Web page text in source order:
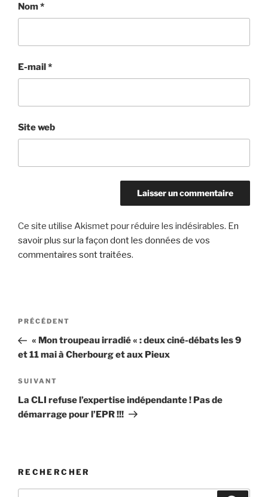
Nom*
E-mail*
Site web
Ce site utilise Akismet pour réduire les indésirables. En
savoir plus sur la façon dont les données de vos
commentaires sont traitées.
Navigation
l’article
Article
précédent
PRÉCÉDENT
« Mon troupeau irradié « : deux ciné-débats les 9
et 11 mai à Cherbourg et aux Pieux
Article
suivant
SUIVANT
La CLI refuse l’expertise indépendante ! Pas de
démarrage pour l’EPR !!!
RECHERCHER